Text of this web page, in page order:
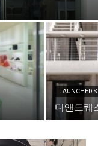
LAUNCHED
디앤드퀘